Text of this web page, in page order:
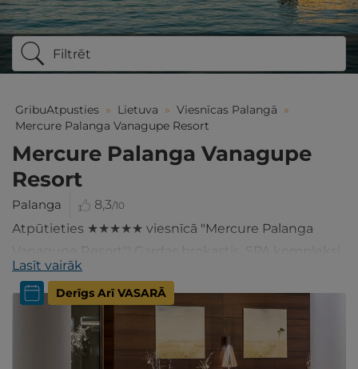
Filtrēt
GribuAtpusties » Lietuva » Viesnīcas Palangā »
Mercure Palanga Vanagupe Resort
Mercure Palanga Vanagupe
Resort
Palanga 8,3/10
Atpūtieties ★★★★★ viesnīcā "Mercure Palanga
Vanagupe Resort"! Gardas brokastis, SPA kompleksi,
ledus istaba, trenažieru zāle un vēl daudz kas cits.
Lasīt vairāk
Derīgs Arī VASARĀ